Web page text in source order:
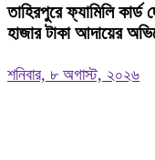
তাহিরপুরে ফ্যামিলি
হাজার টাকা আদায়ের
শনিবার, ৮ অগাস্ট, ২০২৬